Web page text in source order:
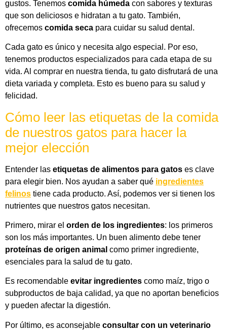
gustos. Tenemos comida húmeda con sabores y texturas
que son deliciosos e hidratan a tu gato. También,
ofrecemos comida seca para cuidar su salud dental.
Cada gato es único y necesita algo especial. Por eso,
tenemos productos especializados para cada etapa de su
vida. Al comprar en nuestra tienda, tu gato disfrutará de una
dieta variada y completa. Esto es bueno para su salud y
felicidad.
Cómo leer las etiquetas de la comida
de nuestros gatos para hacer la
mejor elección
Entender las etiquetas de alimentos para gatos es clave
para elegir bien. Nos ayudan a saber qué ingredientes
felinos tiene cada producto. Así, podemos ver si tienen los
nutrientes que nuestros gatos necesitan.
Primero, mirar el orden de los ingredientes: los primeros
son los más importantes. Un buen alimento debe tener
proteínas de origen animal como primer ingrediente,
esenciales para la salud de tu gato.
Es recomendable evitar ingredientes como maíz, trigo o
subproductos de baja calidad, ya que no aportan beneficios
y pueden afectar la digestión.
Por último, es aconsejable consultar con un veterinario